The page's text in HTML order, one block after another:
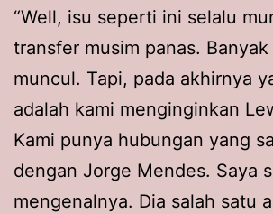
“Well, isu seperti ini selalu
transfer musim panas.
muncul. Tapi, pada akhirnya
adalah kami menginginkan
Kami punya hubungan yang
dengan Jorge Mendes. Saya
mengenalnya. Dia salah satu